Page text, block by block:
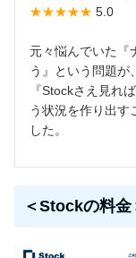
★★★★★ 5.0
元々悩んでいた『
う』という問題が
『Stockさえ見れ
う状況を作り出す
した。
＜Stockの料金